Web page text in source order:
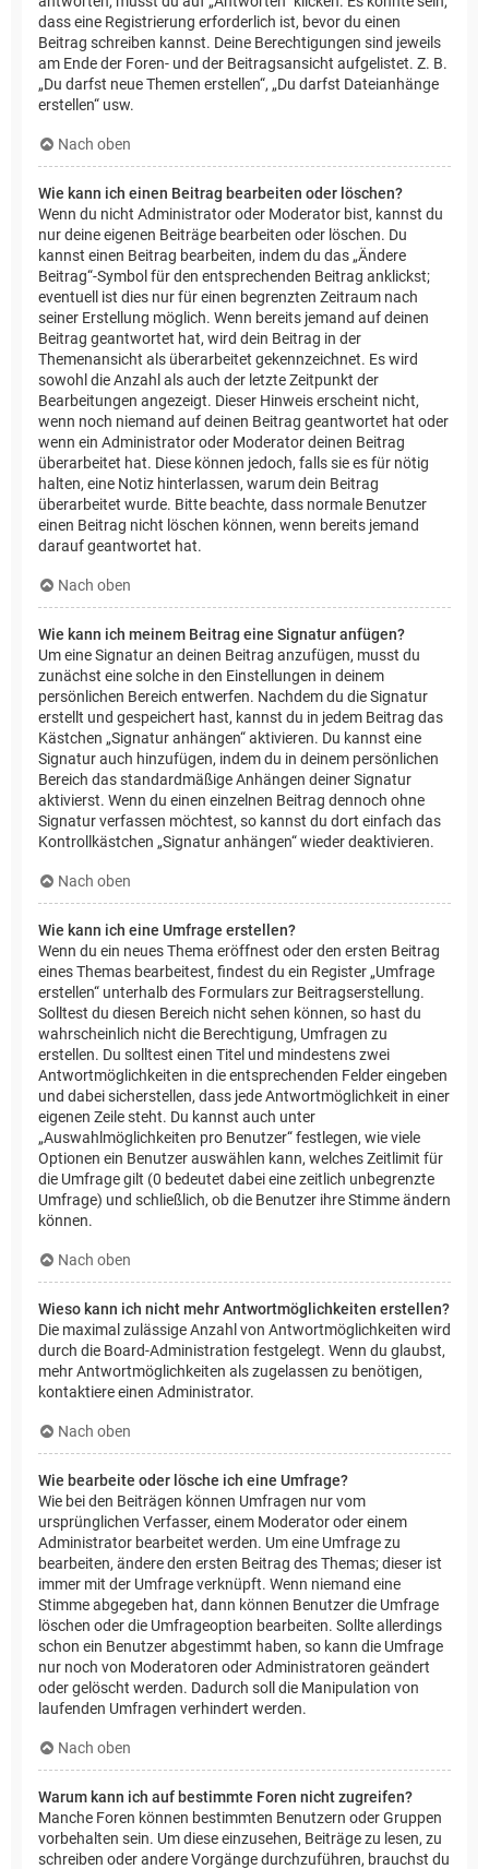
dass eine Registrierung erforderlich ist, bevor du einen
Beitrag schreiben kannst. Deine Berechtigungen sind jeweils
am Ende der Foren- und der Beitragsansicht aufgelistet. Z. B.
„Du darfst neue Themen erstellen“, „Du darfst Dateianhänge
erstellen“ usw.
Nach oben
Wie kann ich einen Beitrag bearbeiten oder löschen?
Wenn du nicht Administrator oder Moderator bist, kannst du
nur deine eigenen Beiträge bearbeiten oder löschen. Du
kannst einen Beitrag bearbeiten, indem du das „Ändere
Beitrag“-Symbol für den entsprechenden Beitrag anklickst;
eventuell ist dies nur für einen begrenzten Zeitraum nach
seiner Erstellung möglich. Wenn bereits jemand auf deinen
Beitrag geantwortet hat, wird dein Beitrag in der
Themenansicht als überarbeitet gekennzeichnet. Es wird
sowohl die Anzahl als auch der letzte Zeitpunkt der
Bearbeitungen angezeigt. Dieser Hinweis erscheint nicht,
wenn noch niemand auf deinen Beitrag geantwortet hat oder
wenn ein Administrator oder Moderator deinen Beitrag
überarbeitet hat. Diese können jedoch, falls sie es für nötig
halten, eine Notiz hinterlassen, warum dein Beitrag
überarbeitet wurde. Bitte beachte, dass normale Benutzer
einen Beitrag nicht löschen können, wenn bereits jemand
darauf geantwortet hat.
Nach oben
Wie kann ich meinem Beitrag eine Signatur anfügen?
Um eine Signatur an deinen Beitrag anzufügen, musst du
zunächst eine solche in den Einstellungen in deinem
persönlichen Bereich entwerfen. Nachdem du die Signatur
erstellt und gespeichert hast, kannst du in jedem Beitrag das
Kästchen „Signatur anhängen“ aktivieren. Du kannst eine
Signatur auch hinzufügen, indem du in deinem persönlichen
Bereich das standardmäßige Anhängen deiner Signatur
aktivierst. Wenn du einen einzelnen Beitrag dennoch ohne
Signatur verfassen möchtest, so kannst du dort einfach das
Kontrollkästchen „Signatur anhängen“ wieder deaktivieren.
Nach oben
Wie kann ich eine Umfrage erstellen?
Wenn du ein neues Thema eröffnest oder den ersten Beitrag
eines Themas bearbeitest, findest du ein Register „Umfrage
erstellen“ unterhalb des Formulars zur Beitragserstellung.
Solltest du diesen Bereich nicht sehen können, so hast du
wahrscheinlich nicht die Berechtigung, Umfragen zu
erstellen. Du solltest einen Titel und mindestens zwei
Antwortmöglichkeiten in die entsprechenden Felder eingeben
und dabei sicherstellen, dass jede Antwortmöglichkeit in einer
eigenen Zeile steht. Du kannst auch unter
„Auswahlmöglichkeiten pro Benutzer“ festlegen, wie viele
Optionen ein Benutzer auswählen kann, welches Zeitlimit für
die Umfrage gilt (0 bedeutet dabei eine zeitlich unbegrenzte
Umfrage) und schließlich, ob die Benutzer ihre Stimme ändern
können.
Nach oben
Wieso kann ich nicht mehr Antwortmöglichkeiten erstellen?
Die maximal zulässige Anzahl von Antwortmöglichkeiten wird
durch die Board-Administration festgelegt. Wenn du glaubst,
mehr Antwortmöglichkeiten als zugelassen zu benötigen,
kontaktiere einen Administrator.
Nach oben
Wie bearbeite oder lösche ich eine Umfrage?
Wie bei den Beiträgen können Umfragen nur vom
ursprünglichen Verfasser, einem Moderator oder einem
Administrator bearbeitet werden. Um eine Umfrage zu
bearbeiten, ändere den ersten Beitrag des Themas; dieser ist
immer mit der Umfrage verknüpft. Wenn niemand eine
Stimme abgegeben hat, dann können Benutzer die Umfrage
löschen oder die Umfrageoption bearbeiten. Sollte allerdings
schon ein Benutzer abgestimmt haben, so kann die Umfrage
nur noch von Moderatoren oder Administratoren geändert
oder gelöscht werden. Dadurch soll die Manipulation von
laufenden Umfragen verhindert werden.
Nach oben
Warum kann ich auf bestimmte Foren nicht zugreifen?
Manche Foren können bestimmten Benutzern oder Gruppen
vorbehalten sein. Um diese einzusehen, Beiträge zu lesen, zu
schreiben oder andere Vorgänge durchzuführen, brauchst du